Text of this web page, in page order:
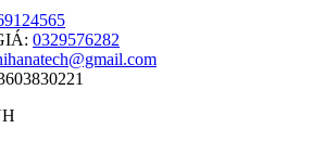
0329576282